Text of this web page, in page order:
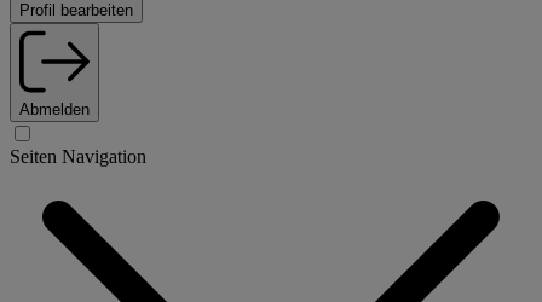
Profil bearbeiten
Abmelden
Seiten Navigation